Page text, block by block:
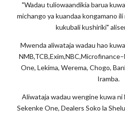
"Wadau tuliowaandikia barua
michango ya kuandaa kongamano
kukubali kushiriki"
Mwenda aliwataja wadau hao
One, Lekima, Werema, Chogo,
Iramba.
Aliwataja wadau wengine kuwa ni
Sekenke One, Dealers Soko la